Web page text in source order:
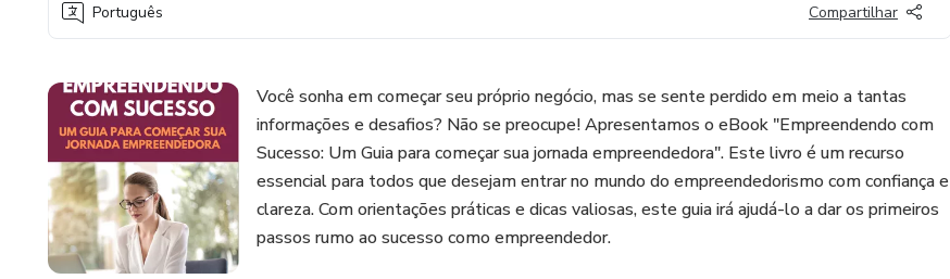
Português Compartilhar
Você sonha em começar seu próprio negócio, mas se sente perdido em meio a tantas
informações e desafios? Não se preocupe! Apresentamos o eBook "Empreendendo com
Sucesso: Um Guia para começar sua jornada empreendedora". Este livro é um recurso
essencial para todos que desejam entrar no mundo do empreendedorismo com confiança e
clareza. Com orientações práticas e dicas valiosas, este guia irá ajudá-lo a dar os primeiros
passos rumo ao sucesso como empreendedor.